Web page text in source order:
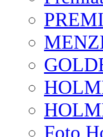
Foto